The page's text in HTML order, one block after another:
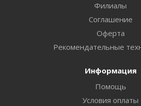
Филиалы
Соглашение
Оферта
Рекомендательные
Информация
Помощь
Условия оплаты